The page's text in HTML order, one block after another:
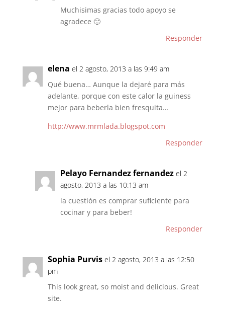
Muchisimas gracias todo apoyo se
agradece 🙂
Responder
elena el 2 agosto, 2013 a las 9:49 am
Qué buena… Aunque la dejaré para más
adelante, porque con este calor la guiness
mejor para beberla bien fresquita…
http://www.mrmlada.blogspot.com
Responder
Pelayo Fernandez fernandez el 2
agosto, 2013 a las 10:13 am
la cuestión es comprar suficiente para
cocinar y para beber!
Responder
Sophia Purvis el 2 agosto, 2013 a las 12:50
pm
This look great, so moist and delicious. Great
site.